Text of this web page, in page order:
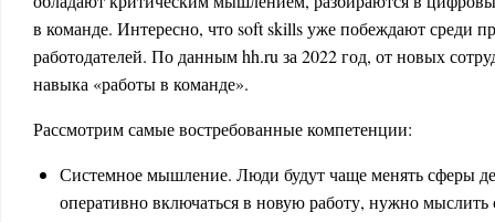
в команде. Интересно, что soft skills уже побеждают среди
работодателей. По данным hh.ru за 2022 год, от новых
навыка «работы в команде».
Рассмотрим самые востребованные компетенции:
Системное мышление. Люди будут чаще менять сферы
оперативно включаться в новую работу, нужно мыслить